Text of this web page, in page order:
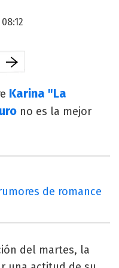
Karina "La
no es la mejor
de romance
del martes, la